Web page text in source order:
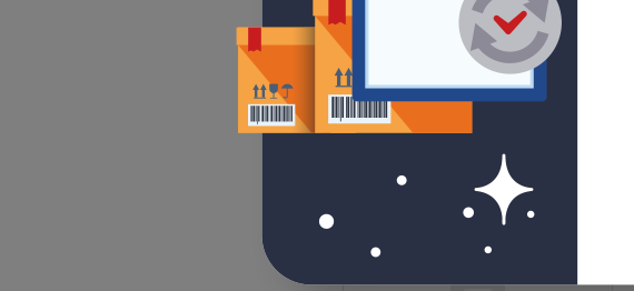
КПССнг(А)-FRHF 1x2x0,75 мм²
Цена по запросу